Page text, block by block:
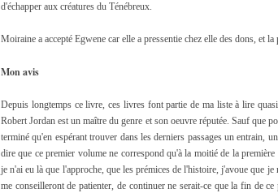
d'échapper aux créatures du Ténébreux.
Moiraine a accepté Egwene car elle a pressentie chez elle des dons, et
Mon avis
Depuis longtemps ce livre, ces livres font partie de ma liste à lire
Robert Jordan est un maître du genre et son oeuvre réputée. Sauf que
terminé qu'en espérant trouver dans les derniers passages un entrain,
dire que ce premier volume ne correspond qu'à la moitié de la
je n'ai eu là que l'approche, que les prémices de l'histoire, j'avoue que
me conseilleront de patienter, de continuer ne serait-ce que la fin de